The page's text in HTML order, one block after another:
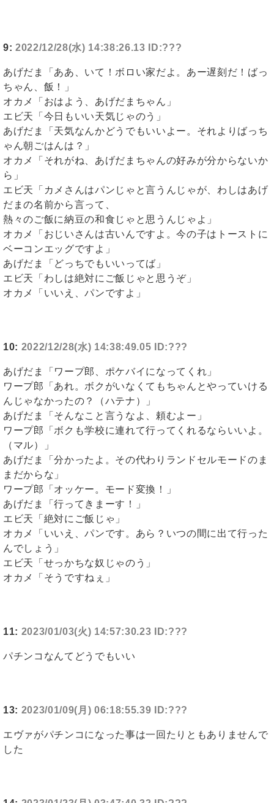
9: 2022/12/28(水) 14:38:26.13 ID:???
あげだま「ああ、いて！ボロい家だよ。あー遅刻だ！ばっ
ちゃん、飯！」
オカメ「おはよう、あげだまちゃん」
エビ天「今日もいい天気じゃのう」
あげだま「天気なんかどうでもいいよー。それよりばっち
ゃん朝ごはんは？」
オカメ「それがね、あげだまちゃんの好みが分からないか
ら」
エビ天「カメさんはパンじゃと言うんじゃが、わしはあげ
だまの名前から言って、
熱々のご飯に納豆の和食じゃと思うんじゃよ」
オカメ「おじいさんは古いんですよ。今の子はトーストに
ベーコンエッグですよ」
あげだま「どっちでもいいってば」
エビ天「わしは絶対にご飯じゃと思うぞ」
オカメ「いいえ、パンですよ」
10: 2022/12/28(水) 14:38:49.05 ID:???
あげだま「ワープ郎、ポケバイになってくれ」
ワープ郎「あれ。ボクがいなくてもちゃんとやっていける
んじゃなかったの？（ハテナ）」
あげだま「そんなこと言うなよ、頼むよー」
ワープ郎「ボクも学校に連れて行ってくれるならいいよ。
（マル）」
あげだま「分かったよ。その代わりランドセルモードのま
まだからな」
ワープ郎「オッケー。モード変換！」
あげだま「行ってきまーす！」
エビ天「絶対にご飯じゃ」
オカメ「いいえ、パンです。あら？いつの間に出て行った
んでしょう」
エビ天「せっかちな奴じゃのう」
オカメ「そうですねぇ」
11: 2023/01/03(火) 14:57:30.23 ID:???
パチンコなんてどうでもいい
13: 2023/01/09(月) 06:18:55.39 ID:???
エヴァがパチンコになった事は一回たりともありませんで
した